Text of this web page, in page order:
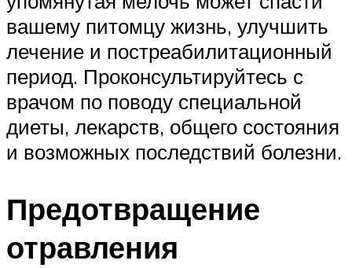
вашему питомцу жизнь, улучшить
лечение и постреабилитационный
период. Проконсультируйтесь с
врачом по поводу специальной
диеты, лекарств, общего состояния
и возможных последствий болезни.
Предотвращение
отравления